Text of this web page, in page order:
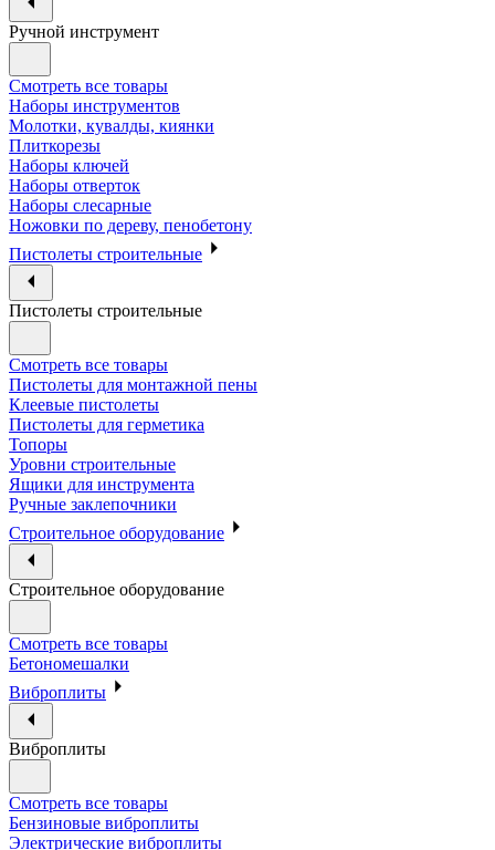
Ручной инструмент
Смотреть все товары
Наборы инструментов
Молотки, кувалды, киянки
Плиткорезы
Наборы ключей
Наборы отверток
Наборы слесарные
Ножовки по дереву, пенобетону
Пистолеты строительные
Пистолеты строительные
Смотреть все товары
Пистолеты для монтажной пены
Клеевые пистолеты
Пистолеты для герметика
Топоры
Уровни строительные
Ящики для инструмента
Ручные заклепочники
Строительное оборудование
Строительное оборудование
Смотреть все товары
Бетономешалки
Виброплиты
Виброплиты
Смотреть все товары
Бензиновые виброплиты
Электрические виброплиты